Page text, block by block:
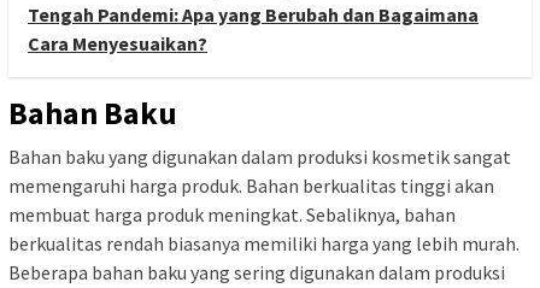
Tengah Pandemi: Apa yang Berubah dan Bagaimana
Cara Menyesuaikan?
Bahan Baku
Bahan baku yang digunakan dalam produksi kosmetik sangat
memengaruhi harga produk. Bahan berkualitas tinggi akan
membuat harga produk meningkat. Sebaliknya, bahan
berkualitas rendah biasanya memiliki harga yang lebih murah.
Beberapa bahan baku yang sering digunakan dalam produksi